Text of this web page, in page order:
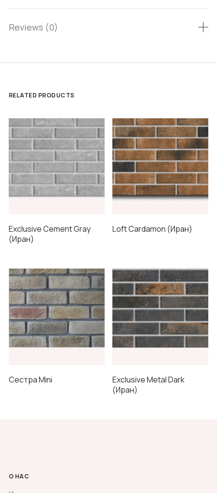
Reviews (0)
RELATED PRODUCTS
Exclusive Cement Gray
(Иран)
Loft Cardamon (Иран)
Сестра Mini
Exclusive Metal Dark
(Иран)
О НАС